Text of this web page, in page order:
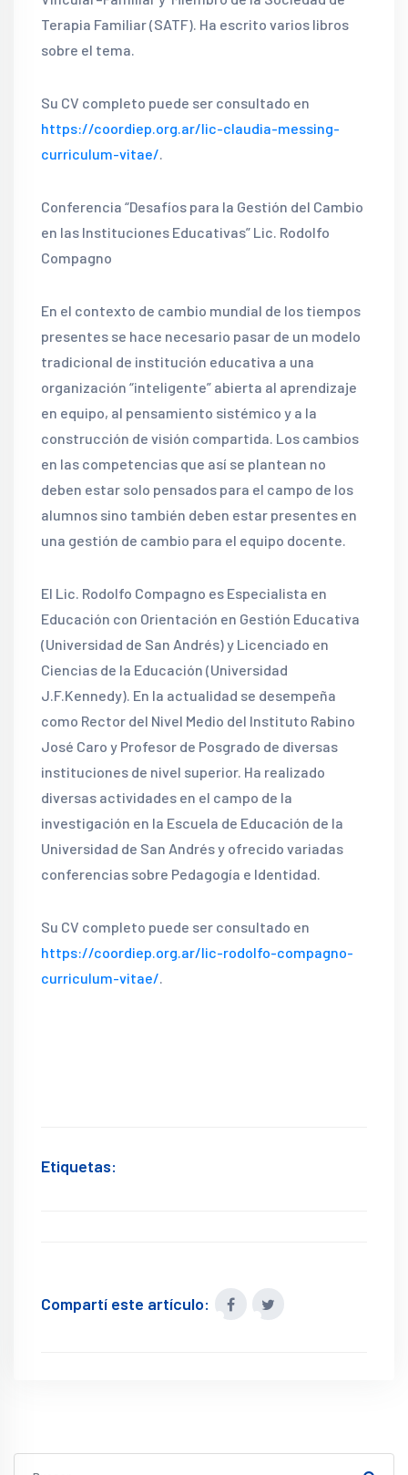
Terapia Familiar (SATF). Ha escrito varios libros
sobre el tema.
Su CV completo puede ser consultado en
https://coordiep.org.ar/lic-claudia-messing-
curriculum-vitae/.
Conferencia “Desafíos para la Gestión del Cambio
en las Instituciones Educativas” Lic. Rodolfo
Compagno
En el contexto de cambio mundial de los tiempos
presentes se hace necesario pasar de un modelo
tradicional de institución educativa a una
organización “inteligente” abierta al aprendizaje
en equipo, al pensamiento sistémico y a la
construcción de visión compartida. Los cambios
en las competencias que así se plantean no
deben estar solo pensados para el campo de los
alumnos sino también deben estar presentes en
una gestión de cambio para el equipo docente.
El Lic. Rodolfo Compagno es Especialista en
Educación con Orientación en Gestión Educativa
(Universidad de San Andrés) y Licenciado en
Ciencias de la Educación (Universidad
J.F.Kennedy). En la actualidad se desempeña
como Rector del Nivel Medio del Instituto Rabino
José Caro y Profesor de Posgrado de diversas
instituciones de nivel superior. Ha realizado
diversas actividades en el campo de la
investigación en la Escuela de Educación de la
Universidad de San Andrés y ofrecido variadas
conferencias sobre Pedagogía e Identidad.
Su CV completo puede ser consultado en
https://coordiep.org.ar/lic-rodolfo-compagno-
curriculum-vitae/.
Etiquetas:
Compartí este artículo: